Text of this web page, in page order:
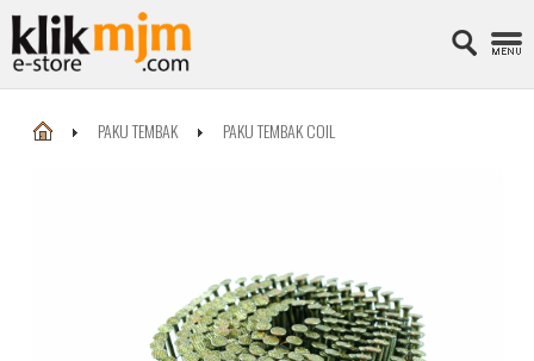
PAKU TEMBAK PAKU TEMBAK COIL